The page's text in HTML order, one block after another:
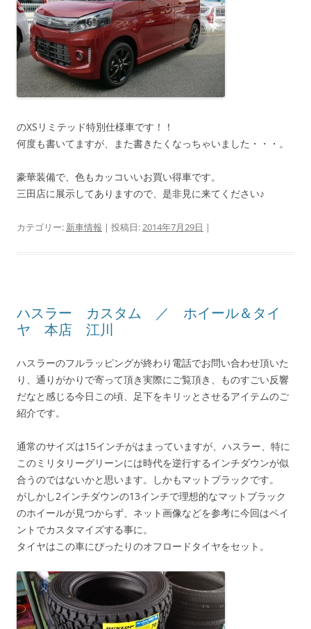
のXSリミテッド特別仕様車です！！
何度も書いてますが、また書きたくなっちゃいました・・・。
豪華装備で、色もカッコいいお買い得車です。
三田店に展示してありますので、是非見に来てください♪
カテゴリー: 新車情報 | 投稿日:2014年7月29日 |
ハスラー カスタム ／ ホイール＆タイ
ヤ 本店 江川
ハスラーのフルラッピングが終わり電話でお問い合わせ頂いた
り、通りがかりで寄って頂き実際にご覧頂き、ものすごい反響
だなと感じる今日この頃、足下をキリッとさせるアイテムのご
紹介です。
通常のサイズは15インチがはまっていますが、ハスラー、特に
このミリタリーグリーンには時代を逆行するインチダウンが似
合うのではないかと思います。しかもマットブラックです。
がしかし2インチダウンの13インチで理想的なマットブラック
のホイールが見つからず、ネット画像などを参考に今回はペイ
ントでカスタマイズする事に。
タイヤはこの車にぴったりのオフロードタイヤをセット。